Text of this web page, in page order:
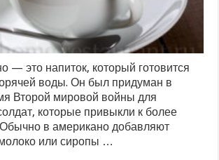
— это напиток, который готовится
воды. Он был придуман в
Второй мировой войны для
которые привыкли к более
в американо добавляют
или сиропы …